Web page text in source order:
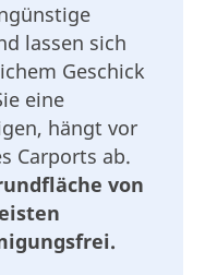
lassen sich
Geschick
eine
hängt vor
Carports ab.
von